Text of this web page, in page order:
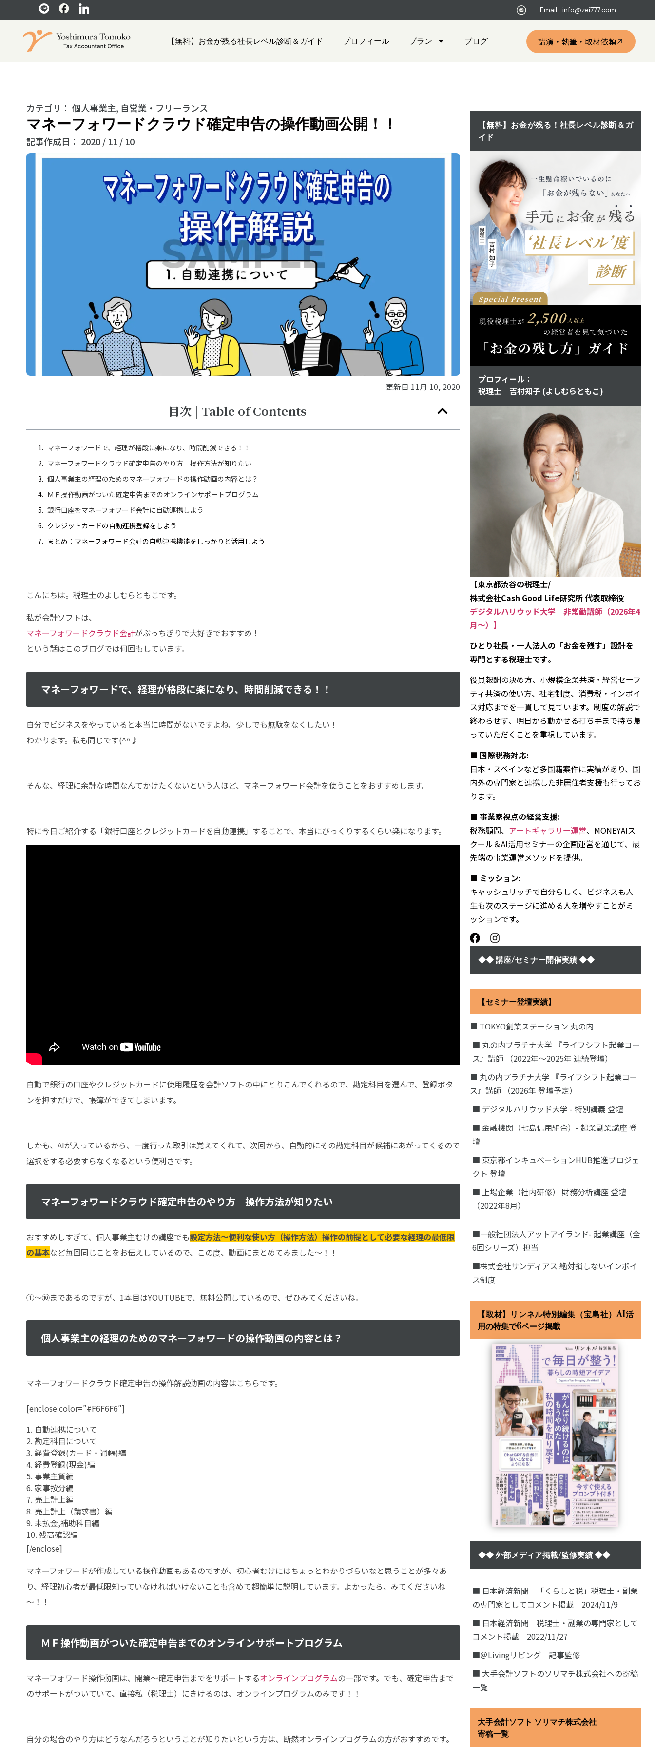
Email : info@zei777.com
【無料】お金が残る社長レベル診断＆ガイド プロフィール プラン ブログ 講演・執筆・取材依頼
カテゴリ： 個人事業主, 自営業・フリーランス
マネーフォワードクラウド確定申告の操作動画公開！！
記事作成日： 2020 / 11 / 10
更新日 11月 10, 2020
目次 | Table of Contents
マネーフォワードで、経理が格段に楽になり、時間削減できる！！
マネーフォワードクラウド確定申告のやり方 操作方法が知りたい
個人事業主の経理のためのマネーフォワードの操作動画の内容とは？
ＭＦ操作動画がついた確定申告までのオンラインサポートプログラム
銀行口座をマネーフォワード会計に自動連携しよう
クレジットカードの自動連携登録をしよう
まとめ：マネーフォワード会計の自動連携機能をしっかりと活用しよう
こんにちは。税理士のよしむらともこです。
私が会計ソフトは、
マネーフォワードクラウド会計がぶっちぎりで大好きでおすすめ！
という話はこのブログでは何回もしています。
マネーフォワードで、経理が格段に楽になり、時間削減できる！！
自分でビジネスをやっていると本当に時間がないですよね。少しでも無駄をなくしたい！
わかります。私も同じです(^^♪
そんな、経理に余計な時間なんてかけたくないという人ほど、マネーフォワード会計を使うことをおすすめします。
特に今日ご紹介する「銀行口座とクレジットカードを自動連携」することで、本当にびっくりするくらい楽になります。
自動で銀行の口座やクレジットカードに使用履歴を会計ソフトの中にとりこんでくれるので、勘定科目を選んで、登録ボタ
ンを押すだけで、帳簿ができてしまいます。
しかも、AIが入っているから、一度行った取引は覚えてくれて、次回から、自動的にその勘定科目が候補にあがってくるので
選択をする必要すらなくなるという便利さです。
マネーフォワードクラウド確定申告のやり方 操作方法が知りたい
おすすめしすぎて、個人事業主むけの講座でも設定方法～便利な使い方（操作方法）操作の前提として必要な経理の最低限
の基本など毎回同じことをお伝えしているので、この度、動画にまとめてみました～！！
①～⑩まであるのですが、1本目はYOUTUBEで、無料公開しているので、ぜひみてくださいね。
個人事業主の経理のためのマネーフォワードの操作動画の内容とは？
マネーフォワードクラウド確定申告の操作解説動画の内容はこちらです。
[enclose color=”#F6F6F6″]
1. 自動連携について
2. 勘定科目について
3. 経費登録(カード・通帳)編
4. 経費登録(現金)編
5. 事業主貸編
6. 家事按分編
7. 売上計上編
8. 売上計上（請求書）編
9. 未払金,補助科目編
10. 残高確認編
[/enclose]
マネーフォワードが作成している操作動画もあるのですが、初心者むけにはちょっとわかりづらいなと思うことが多々あ
り、経理初心者が最低限知っていなければいけないことも含めて超簡単に説明しています。よかったら、みてくださいね
～！！
ＭＦ操作動画がついた確定申告までのオンラインサポートプログラム
マネーフォワード操作動画は、開業～確定申告までをサポートするオンラインプログラムの一部です。でも、確定申告まで
のサポートがついていて、直接私（税理士）にきけるのは、オンラインプログラムのみです！！
自分の場合のやり方はどうなんだろうということが知りたいという方は、断然オンラインプログラムの方がおすすめです。
【無料】お金が残る！社長レベル診断＆ガ
イド
プロフィール：
税理士 吉村知子 (よしむらともこ)
【東京都渋谷の税理士/
株式会社Cash Good Life研究所 代表取締役
デジタルハリウッド大学 非常勤講師（2026年4
月～）】
ひとり社長・一人法人の「お金を残す」設計を
専門とする税理士です。
役員報酬の決め方、小規模企業共済・経営セーフ
ティ共済の使い方、社宅制度、消費税・インボイ
ス対応までを一貫して見ています。制度の解説で
終わらせず、明日から動かせる打ち手まで持ち帰
っていただくことを重視しています。
■ 国際税務対応:
日本・スペインなど多国籍案件に実績があり、国
内外の専門家と連携した非居住者支援も行ってお
ります。
■ 事業家視点の経営支援:
税務顧問、 アートギャラリー運営、MONEYAIス
クール＆AI活用セミナーの企画運営を通じて、最
先端の事業運営メソッドを提供。
■ ミッション:
キャッシュリッチで自分らしく、ビジネスも人
生も次のステージに進める人を増やすことがミ
ッションです。
◆◆ 講座/セミナー開催実績 ◆◆
【セミナー登壇実績】
■ TOKYO創業ステーション 丸の内
■ 丸の内プラチナ大学 『ライフシフト起業コー
ス』講師 （2022年〜2025年 連続登壇）
■ 丸の内プラチナ大学 『ライフシフト起業コー
ス』講師 （2026年 登壇予定）
■ デジタルハリウッド大学 - 特別講義 登壇
■ 金融機関（七島信用組合）- 起業副業講座 登
壇
■ 東京都インキュベーションHUB推進プロジェ
クト 登壇
■ 上場企業（社内研修） 財務分析講座 登壇
（2022年8月）
■一般社団法人アットアイランド- 起業講座（全
6回シリーズ）担当
■株式会社サンディアス 絶対損しないインボイ
ス制度
【取材】リンネル特別編集（宝島社）AI活
用の特集で6ページ掲載
◆◆ 外部メディア掲載/監修実績 ◆◆
■ 日本経済新聞 「くらしと税」税理士・副業
の専門家としてコメント掲載 2024/11/9
■ 日本経済新聞 税理士・副業の専門家として
コメント掲載 2022/11/27
■＠Livingリビング 記事監修
■ 大手会計ソフトのソリマチ株式会社への寄稿
一覧
大手会計ソフト ソリマチ株式会社
寄稿一覧